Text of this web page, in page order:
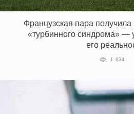
Французская пара
«турбинного синдрома» —
его
1 634